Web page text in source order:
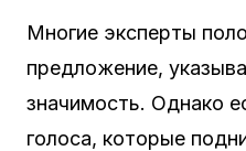
Многие эксперты
предложение,
значимость. Однако
голоса, которые